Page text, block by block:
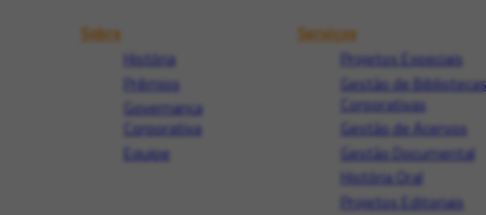
Sobre
História
Prêmios
Governança
Corporativa
Equipe
Serviços
Projetos Especiais
Gestão de Bibliotecas
Corporativas
Gestão de Acervos
Gestão Documental
História Oral
Projetos Editoriais